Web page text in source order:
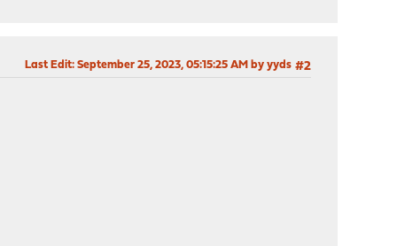
#2
Last Edit: September 25, 2023, 05:15:25 AM by yyds